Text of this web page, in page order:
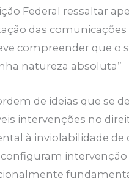
Federal ressaltar
das comunicações
compreender que o
natureza absoluta”
de ideias que se
intervenções no
à inviolabilidade de
intervenção